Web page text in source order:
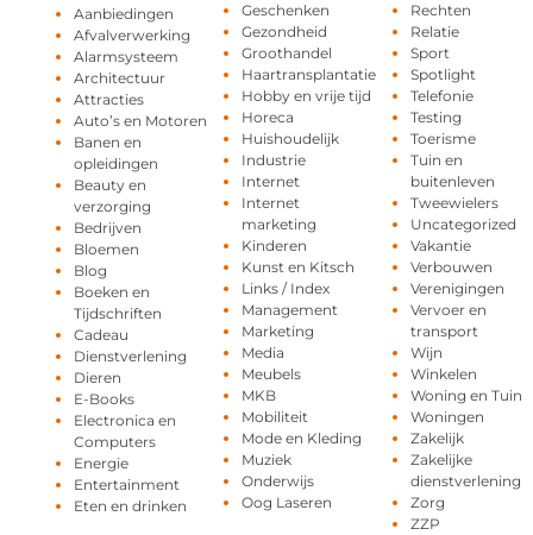
Aanbiedingen
Afvalverwerking
Alarmsysteem
Architectuur
Attracties
Auto’s en Motoren
Banen en
opleidingen
Beauty en
verzorging
Bedrijven
Bloemen
Blog
Boeken en
Tijdschriften
Cadeau
Dienstverlening
Dieren
E-Books
Electronica en
Computers
Energie
Entertainment
Eten en drinken
Geschenken
Gezondheid
Groothandel
Haartransplantatie
Hobby en vrije tijd
Horeca
Huishoudelijk
Industrie
Internet
Internet
marketing
Kinderen
Kunst en Kitsch
Links / Index
Management
Marketing
Media
Meubels
MKB
Mobiliteit
Mode en Kleding
Muziek
Onderwijs
Oog Laseren
Rechten
Relatie
Sport
Spotlight
Telefonie
Testing
Toerisme
Tuin en
buitenleven
Tweewielers
Uncategorized
Vakantie
Verbouwen
Verenigingen
Vervoer en
transport
Wijn
Winkelen
Woning en Tuin
Woningen
Zakelijk
Zakelijke
dienstverlening
Zorg
ZZP